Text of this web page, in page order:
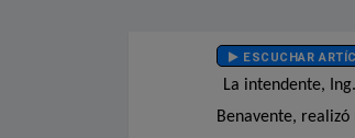
ESCUCHAR
La intendente,
Benavente,